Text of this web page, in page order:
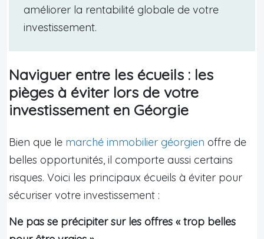
améliorer la rentabilité globale de votre
investissement.
Naviguer entre les écueils : les
pièges à éviter lors de votre
investissement en Géorgie
Bien que le marché immobilier géorgien offre de
belles opportunités, il comporte aussi certains
risques. Voici les principaux écueils à éviter pour
sécuriser votre investissement :
Ne pas se précipiter sur les offres « trop belles